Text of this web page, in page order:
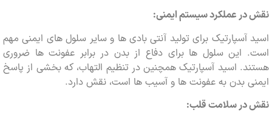
عملکرد سیستم ایمنی:
برای تولید آنتی بادی ها و سایر سلول های ایمنی مهم
این سلول ها برای دفاع از بدن در برابر عفونت ها ضروری
اسید آسپارتیک همچنین در تنظیم التهاب، که بخشی از پاسخ
بدن به عفونت ها و آسیب ها است، نقش دارد.
سلامت قلب: